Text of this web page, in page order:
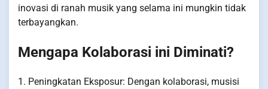
inovasi di ranah musik yang selama ini mungkin tidak
terbayangkan.
Mengapa Kolaborasi ini Diminati?
1. Peningkatan Eksposur: Dengan kolaborasi, musisi